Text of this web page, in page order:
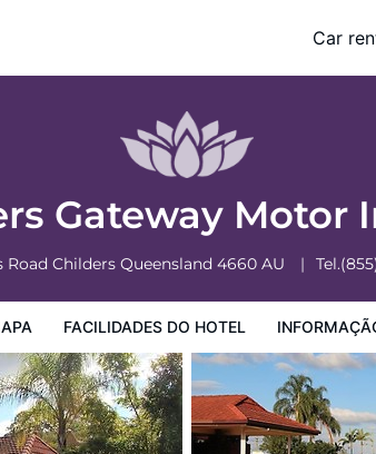
Car
Gateway Motor
Road Childers Queensland 4660 AU Tel.
FACILIDADES DO HOTEL
Regulamentos do Hotel